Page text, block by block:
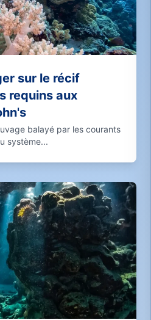
sur le récif
requins aux
balayé par les courants
système...